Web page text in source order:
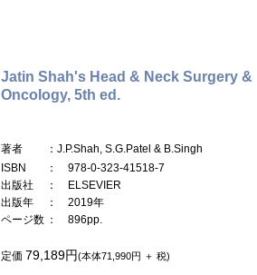
Jatin Shah's Head & Neck Surgery &
Oncology, 5th ed.
著者
：J.P.Shah, S.G.Patel & B.Singh
ISBN
： 978-0-323-41518-7
出版社
： ELSEVIER
出版年
： 2019年
ページ数 ： 896pp.
定価 79,189円(本体71,990円 ＋ 税)